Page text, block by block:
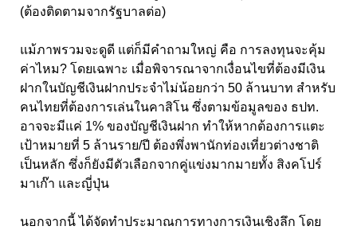
(ต้องติดตามจากรัฐบาลต่อ)
แม้ภาพรวมจะดูดี แต่ก็มีคำถามใหญ่ คือ การลงทุนจะคุ้ม
ค่าไหม? โดยเฉพาะ เมื่อพิจารณาจากเงื่อนไขที่ต้องมีเงิน
ฝากในบัญชีเงินฝากประจำไม่น้อยกว่า 50 ล้านบาท สำหรับ
คนไทยที่ต้องการเล่นในคาสิโน ซึ่งตามข้อมูลของ ธปท.
อาจจะมีแค่ 1% ของบัญชีเงินฝาก ทำให้หากต้องการแตะ
เป้าหมายที่ 5 ล้านราย/ปี ต้องพึ่งพานักท่องเที่ยวต่างชาติ
เป็นหลัก ซึ่งก็ยังมีตัวเลือกจากคู่แข่งมากมายทั้ง สิงคโปร์
มาเก๊า และญี่ปุ่น
นอกจากนี้ ได้จัดทำประมาณการทางการเงินเชิงลึก โดย